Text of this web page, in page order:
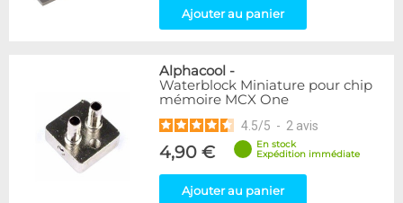
Ajouter au panier
Alphacool -
Waterblock Miniature pour chip
mémoire MCX One
4.5/5 - 2 avis
4,90 €
En stock
Expédition immédiate
Ajouter au panier